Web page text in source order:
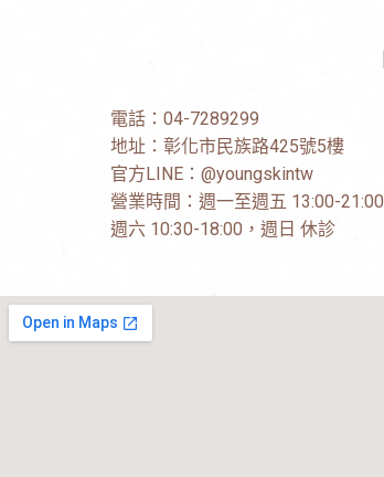
電話： 04-7289299
地址： 彰化市民族路425號5樓
官方LINE： @youngskintw
營業時間：週一至週五 13:00-21:00
週六 10:30-18:00，週日 休診